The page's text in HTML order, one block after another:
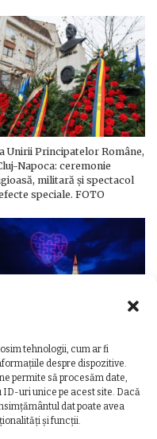
tehnologii, cum ar fi
despre dispozitive.
permite să procesăm date,
uri unice pe acest site. Dacă
dat poate avea
și funcții.
Unirii Principatelor Române,
Napoca: ceremonie
militară și spectacol
speciale. FOTO
Unirii la Cluj-Napoca.
complet al